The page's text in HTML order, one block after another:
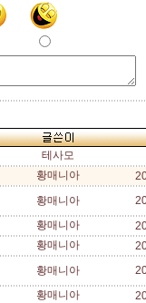
테사모
황매니아
황매니아
황매니아
황매니아
황매니아
황매니아